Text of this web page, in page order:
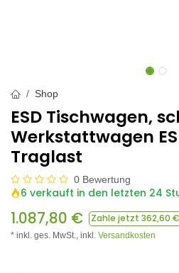
Shop
ESD Tischwagen,
Werkstattwagen
Traglast
0 Bewertung
6 verkauft in den letzten 24
1.087,80 € Zahle jetzt 362,60
* inkl. ges. MwSt., inkl. Versandkosten